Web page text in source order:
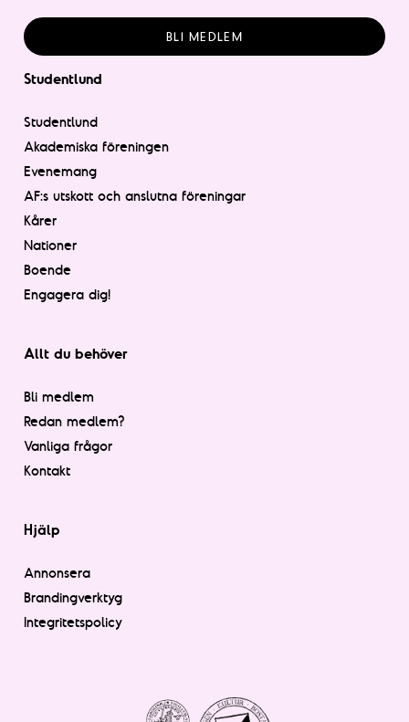
BLI MEDLEM
Studentlund
Studentlund
Akademiska föreningen
Evenemang
AF:s utskott och anslutna föreningar
Kårer
Nationer
Boende
Engagera dig!
Allt du behöver
Bli medlem
Redan medlem?
Vanliga frågor
Kontakt
Hjälp
Annonsera
Brandingverktyg
Integritetspolicy